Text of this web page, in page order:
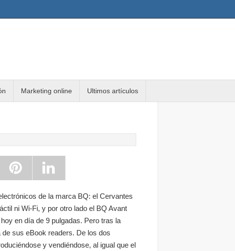
Marketing online Ultimos artículos
de la marca BQ: el Cervantes
ni Wi-Fi, y por otro lado el BQ Avant
en día de 9 pulgadas. Pero tras la
sus eBook readers. De los dos
y vendiéndose, al igual que el